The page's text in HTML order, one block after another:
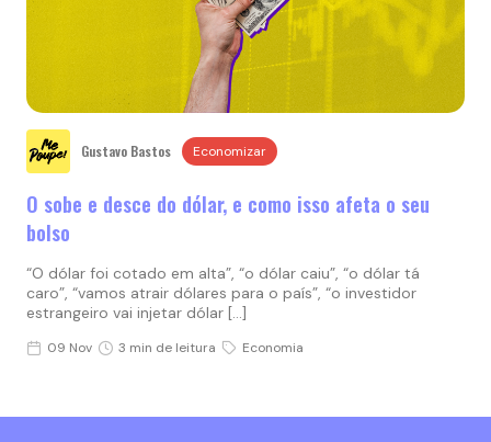
Gustavo Bastos Economizar
O sobe e desce do dólar, e como isso afeta o seu
bolso
“O dólar foi cotado em alta”, “o dólar caiu”, “o dólar tá
caro”, “vamos atrair dólares para o país”, “o investidor
estrangeiro vai injetar dólar […]
09 Nov 3 min de leitura Economia